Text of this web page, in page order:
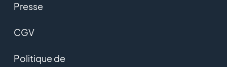
Presse
CGV
Politique de